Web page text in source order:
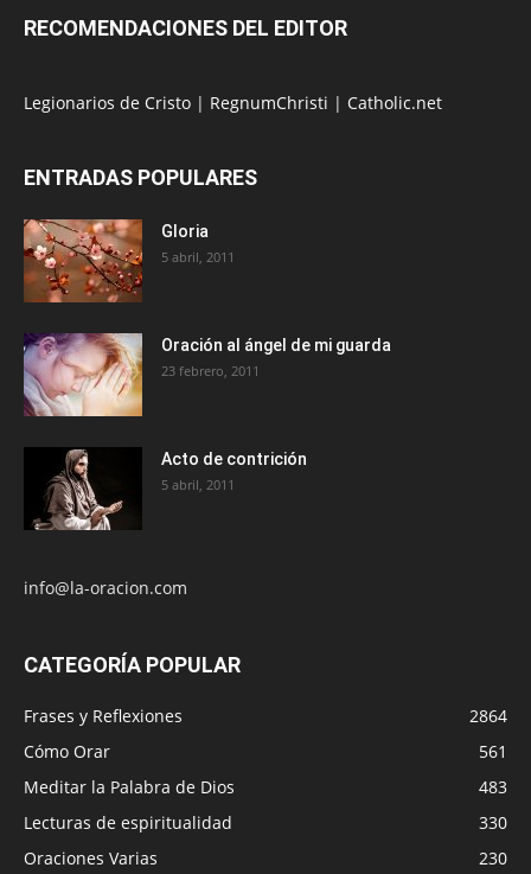
RECOMENDACIONES DEL EDITOR
Legionarios de Cristo | RegnumChristi | Catholic.net
ENTRADAS POPULARES
Gloria
5 abril, 2011
Oración al ángel de mi guarda
23 febrero, 2011
Acto de contrición
5 abril, 2011
info@la-oracion.com
CATEGORÍA POPULAR
Frases y Reflexiones
2864
Cómo Orar
561
Meditar la Palabra de Dios
483
Lecturas de espiritualidad
330
Oraciones Varias
230